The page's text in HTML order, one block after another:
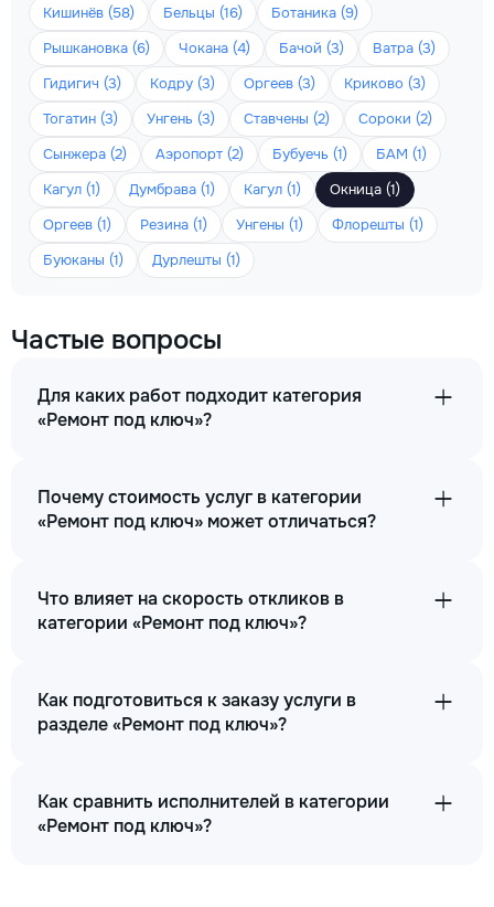
Кишинёв (58) Бельцы (16)
Ботаника (9)
Рышкановка (6)
Чокана (4) Бачой (3)
Ватра (3)
Гидигич (3)
Кодру (3) Оргеев (3)
Криково (3)
Тогатин (3)
Унгень (3) Ставчены (2)
Сороки (2)
Сынжера (2)
Аэропорт (2) Бубуечь (1)
БАМ (1)
Кагул (1)
Думбрава (1) Кагул (1)
Окница (1)
Оргеев (1)
Резина (1) Унгены (1)
Флорешты (1)
Буюканы (1)
Дурлешты (1)
Частые вопросы
Для каких работ подходит категория
«Ремонт под ключ»?
Почему стоимость услуг в категории
«Ремонт под ключ» может отличаться?
Что влияет на скорость откликов в
категории «Ремонт под ключ»?
Как подготовиться к заказу услуги в
разделе «Ремонт под ключ»?
Как сравнить исполнителей в категории
«Ремонт под ключ»?